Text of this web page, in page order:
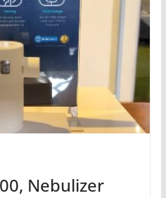
Nebulizer